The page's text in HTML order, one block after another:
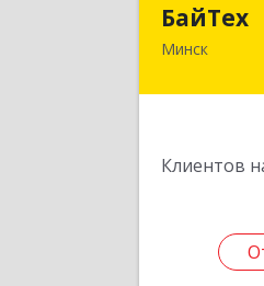
БайТех
Минск
Клиентов